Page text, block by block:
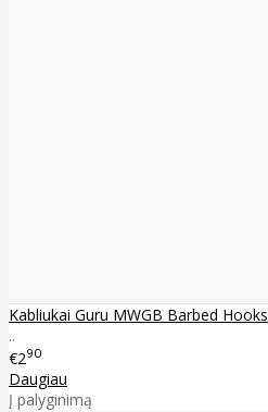
Kabliukai Guru MWGB Barbed Hooks
..
€290
Daugiau
Į palyginimą